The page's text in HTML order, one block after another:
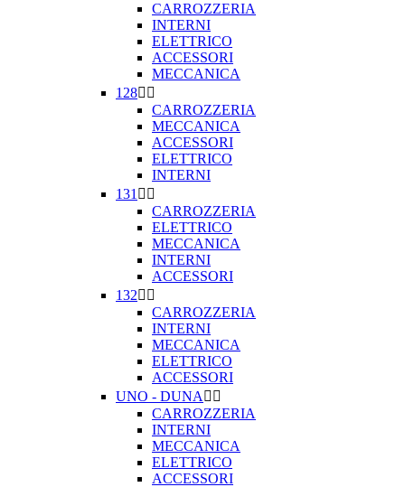
CARROZZERIA
INTERNI
ELETTRICO
ACCESSORI
MECCANICA
128 
CARROZZERIA
MECCANICA
ACCESSORI
ELETTRICO
INTERNI
131  
CARROZZERIA
ELETTRICO
MECCANICA
INTERNI
ACCESSORI
132 
CARROZZERIA
INTERNI
MECCANICA
ELETTRICO
ACCESSORI
UNO - DUNA  
CARROZZERIA
INTERNI
MECCANICA
ELETTRICO
ACCESSORI